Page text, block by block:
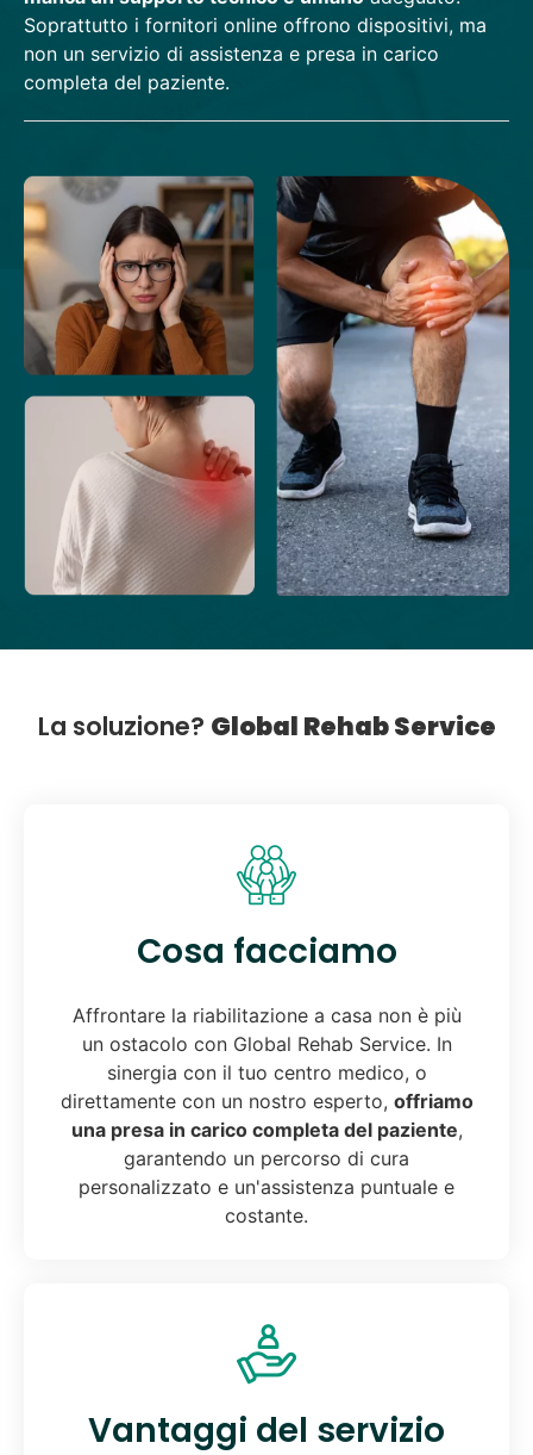
Soprattutto i fornitori online offrono dispositivi, ma
non un servizio di assistenza e presa in carico
completa del paziente.
La soluzione? Global Rehab Service
Cosa facciamo
Affrontare la riabilitazione a casa non è più
un ostacolo con Global Rehab Service. In
sinergia con il tuo centro medico, o
direttamente con un nostro esperto, offriamo
una presa in carico completa del paziente,
garantendo un percorso di cura
personalizzato e un'assistenza puntuale e
costante.
Vantaggi del servizio